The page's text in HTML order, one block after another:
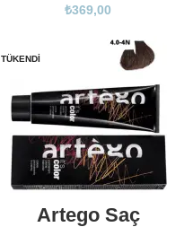
₺369,00
TÜKENDI
Artego Saç